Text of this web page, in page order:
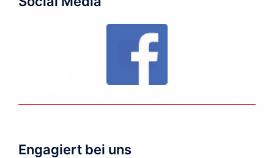
Engagiert bei uns